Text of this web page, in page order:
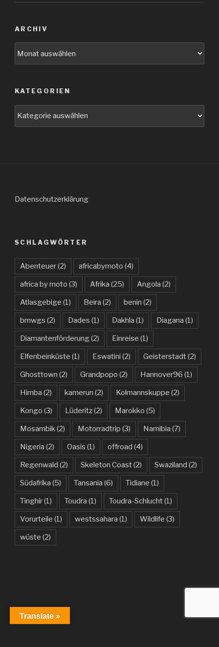
ARCHIV
KATEGORIEN
Datenschutzerklärung
SCHLAGWÖRTER
Abenteuer(2) africabymoto (4)
africa by moto (3) Afrika (25) Angola (2)
Atlasgebige (1) Beira (2) benin (2)
bmwgs (2) Dades (1) Dakhla (1) Diagana (1)
Diamantenförderung(2) Einreise (1)
Elfenbeinküste (1) Eswatini (2) Geisterstadt(2)
Ghosttown (2) Grandpopo (2) Hannover96 (1)
Himba (2) kamerun (2) Kolmannskuppe (2)
Kongo (3) Lüderitz(2) Marokko (5)
Mosambik (2) Motorradtrip (3) Namibia (7)
Nigeria (2) Oasis (1) offroad (4)
Regenwald (2) Skeleton Coast(2) Swaziland (2)
Südafrika (5) Tansania (6) Tidiane (1)
Tinghir(1) Toudra (1) Toudra-Schlucht(1)
Vorurteile (1) westssahara (1) Wildlife (3)
wüste (2)
Translate »